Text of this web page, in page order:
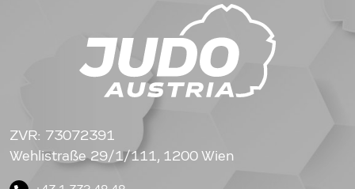
ZVR: 73072391
Wehlistraße 29/1/111, 1200 Wien